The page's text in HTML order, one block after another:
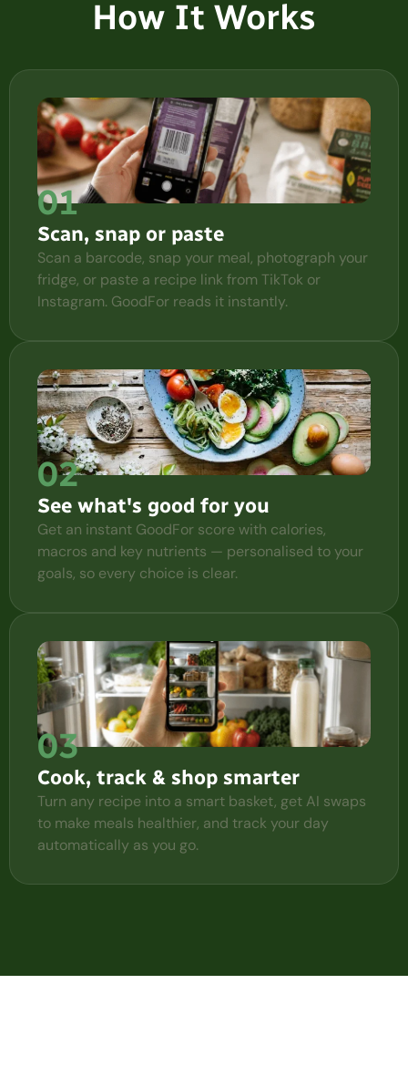
How It Works
01
Scan, snap or paste
Scan a barcode, snap your meal, photograph your
fridge, or paste a recipe link from TikTok or
Instagram. GoodFor reads it instantly.
02
See what's good for you
Get an instant GoodFor score with calories,
macros and key nutrients — personalised to your
goals, so every choice is clear.
03
Cook, track & shop smarter
Turn any recipe into a smart basket, get AI swaps
to make meals healthier, and track your day
automatically as you go.